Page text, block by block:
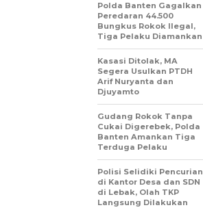
Polda Banten Gagalkan
Peredaran 44.500
Bungkus Rokok Ilegal,
Tiga Pelaku Diamankan
Kasasi Ditolak, MA
Segera Usulkan PTDH
Arif Nuryanta dan
Djuyamto
Gudang Rokok Tanpa
Cukai Digerebek, Polda
Banten Amankan Tiga
Terduga Pelaku
Polisi Selidiki Pencurian
di Kantor Desa dan SDN
di Lebak, Olah TKP
Langsung Dilakukan